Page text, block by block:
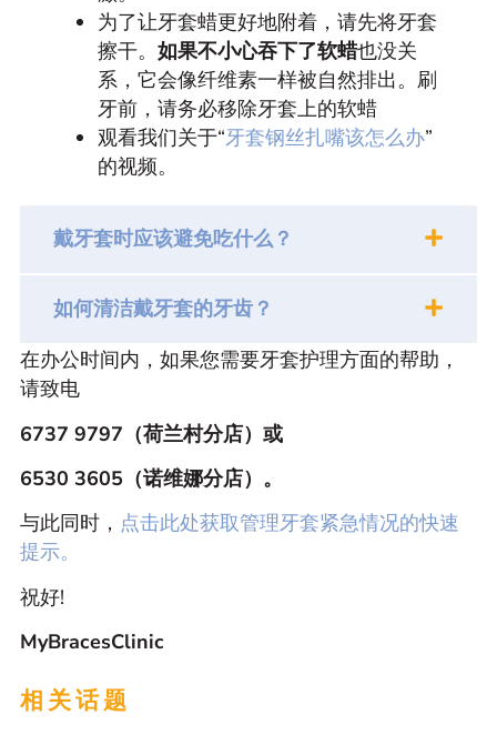
为了让牙套蜡更好地附着，请先将牙套
擦干。 如果不小心吞下了软蜡也没关
系，它会像纤维素一样被自然排出。刷
牙前，请务必移除牙套上的软蜡
观看我们关于“牙套钢丝扎嘴该怎么办”
的视频。
戴牙套时应该避免吃什么？
如何清洁戴牙套的牙齿？
在办公时间内，如果您需要牙套护理方面的帮助，
请致电
6737 9797（荷兰村分店）或
6530 3605（诺维娜分店）。
与此同时， 点击此处获取管理牙套紧急情况的快速
提示。
祝好!
MyBracesClinic
相关话题